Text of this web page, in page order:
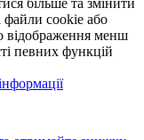
більше та змінити
файли cookie або
відображення менш
певних функцій